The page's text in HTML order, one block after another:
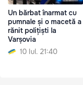
Un bărbat înarmat cu
pumnale și o macetă a
rănit polițiști la
Varșovia
10 Iul. 21:40